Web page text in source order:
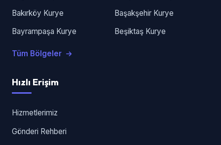
Bakırköy Kurye
Başakşehir Kurye
Bayrampaşa Kurye
Beşiktaş Kurye
Tüm Bölgeler
Hızlı Erişim
Hizmetlerimiz
Gönderi Rehberi